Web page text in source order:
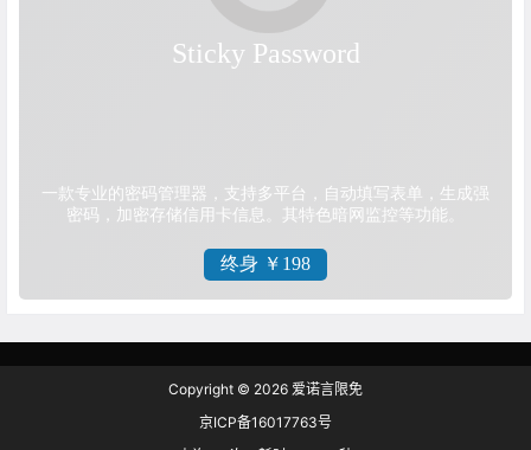
Copyright © 2026 爱诺言限免
京ICP备16017763号